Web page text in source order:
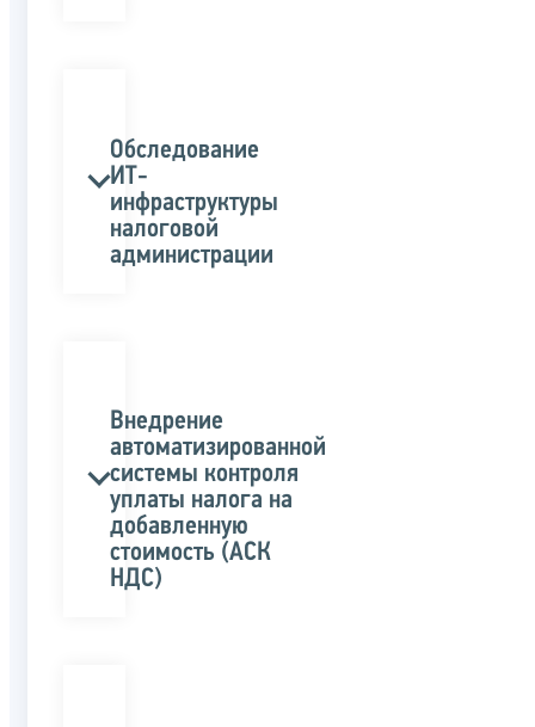
Обследование
ИТ-
инфраструктуры
налоговой
администрации
Внедрение
автоматизированной
системы контроля
уплаты налога на
добавленную
стоимость (АСК
НДС)